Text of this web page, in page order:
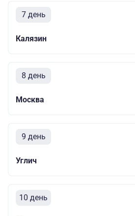
7 день
Калязин
8 день
Москва
9 день
Углич
10 день